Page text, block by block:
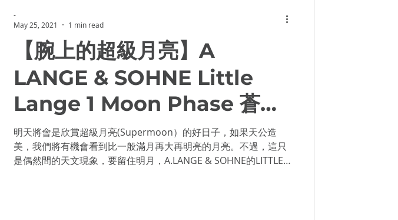
BASEL2018
CLASSIC 101
【腕上的超級月亮】A
LANGE & SOHNE Little
Lange 1 Moon Phase 蒼穹
夜空的美妙月色
明天將會是欣賞超級月亮(Supermoon）的好日子，如果天公造
美，我們將有機會看到比一般滿月再大再明亮的月亮。不過，這只
是偶然間的天文現象，要留住明月，A.LANGE & SOHNE的LITTLE
-
May 25, 2021
1 min read